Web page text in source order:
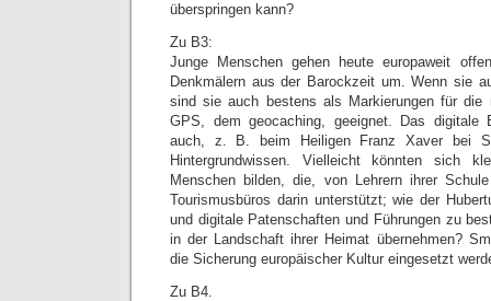
überspringen kann?
Zu B3:
Junge Menschen gehen heute europaweit
Denkmälern aus der Barockzeit um. Wenn sie
sind sie auch bestens als Markierungen für die
GPS, dem geocaching, geeignet. Das digitale
auch, z. B. beim Heiligen Franz Xaver bei
Hintergrundwissen. Vielleicht könnten sich
Menschen bilden, die, von Lehrern ihrer
Tourismusbüros darin unterstützt; wie der
und digitale Patenschaften und Führungen zu
in der Landschaft ihrer Heimat übernehmen?
die Sicherung europäischer Kultur eingesetzt
Zu B4.